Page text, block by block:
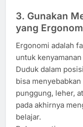
3. Gunakan
yang
Ergonomi adalah
untuk
Duduk dalam
bisa
punggung, leher,
pada akhirnya
belajar.